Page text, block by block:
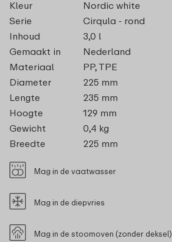
Kleur
Nordic white
Serie
Cirqula - rond
Inhoud
3,0 l
Gemaakt in
Nederland
Materiaal
PP, TPE
Diameter
225 mm
Lengte
235 mm
Hoogte
129 mm
Gewicht
0,4 kg
Breedte
225 mm
Mag in de vaatwasser
Mag in de diepvries
Mag in de stoomoven (zonder deksel)